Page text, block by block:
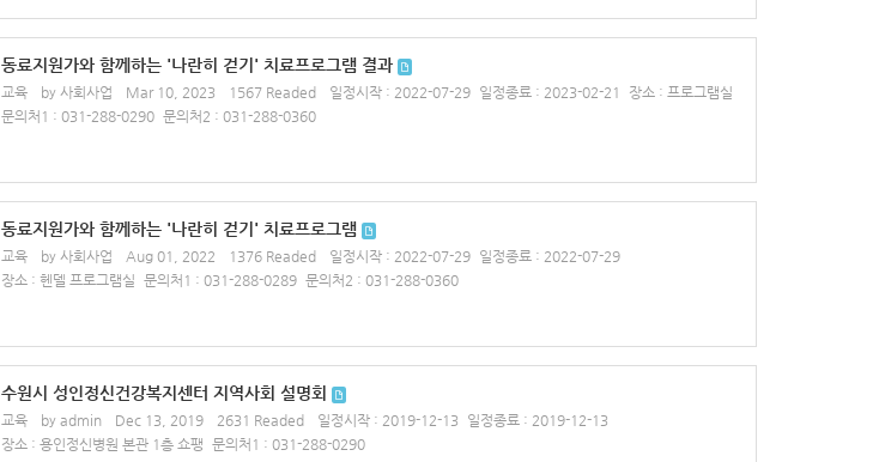
동료지원가와 함께하는 '나란히 걷기' 치료프로그램 결과
교육 by 사회사업 Mar 10, 2023 1567 Readed 일정시작 : 2022-07-29 일정종료 : 2023-02-21
장소 : 프로그램실
문의처1 : 031-288-0290 문의처2 : 031-288-0360
동료지원가와 함께하는 '나란히 걷기' 치료프로그램
교육 by 사회사업 Aug 01, 2022 1376 Readed 일정시작 : 2022-07-29
일정종료 : 2022-07-29
장소 : 헨델 프로그램실 문의처1 : 031-288-0289 문의처2 : 031-288-0360
수원시 성인정신건강복지센터 지역사회 설명회
교육 by admin Dec 13, 2019 2631 Readed 일정시작 : 2019-12-13
일정종료 : 2019-12-13
장소 : 용인정신병원 본관 1층 쇼팽 문의처1 : 031-288-0290